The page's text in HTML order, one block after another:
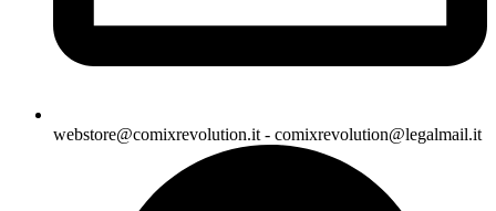
webstore@comixrevolution.it - comixrevolution@legalmail.it